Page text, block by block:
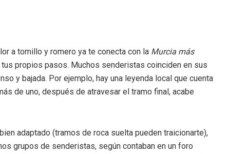
a tomillo y romero ya te conecta con la Murcia más
propios pasos. Muchos senderistas coinciden en sus
y bajada. Por ejemplo, hay una leyenda local que cuenta
de uno, después de atravesar el tramo final, acabe
adaptado (tramos de roca suelta pueden traicionarte),
grupos de senderistas, según contaban en un foro